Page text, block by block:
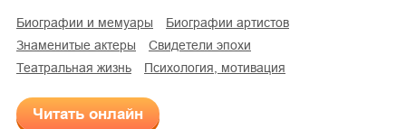
биографии и мемуары
биографии артистов
знаменитые актеры
свидетели эпохи
театральная жизнь
психология, мотивация
Читать онлайн